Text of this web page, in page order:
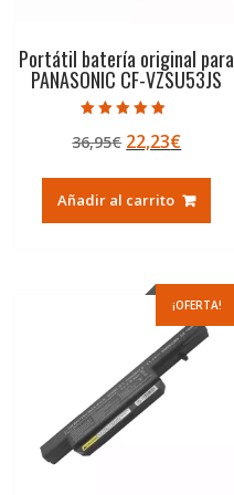
Portátil batería original para
PANASONIC CF-VZSU53JS
5.00
de 5
36,95€ El
original
era:
22,23€El
actual
es:
Añadir al carrito
¡OFERTA!